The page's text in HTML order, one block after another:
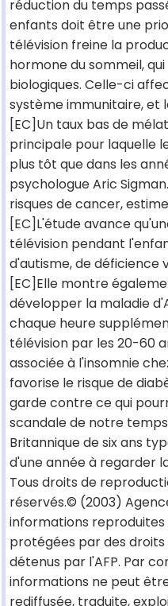
réduction du temps
enfants doit être une
télévision freine la
hormone du sommeil,
biologiques. Celle-ci
système immunitaire, et
[EC]Un taux bas de
principale pour laquelle
plus tôt que dans les
psychologue Aric
risques de cancer,
[EC]L'étude avance
télévision pendant
d'autisme, de déficience
[EC]Elle montre
développer la maladie
chaque heure
télévision par les 20-60
associée à l'insomnie
favorise le risque de
garde contre ce qui
scandale de notre
Britannique de six ans
d'une année à regarder
Tous droits de
réservés.© (2003)
informations
protégées par des
détenus par l'AFP. Par
informations ne peut
rediffusée, traduite,